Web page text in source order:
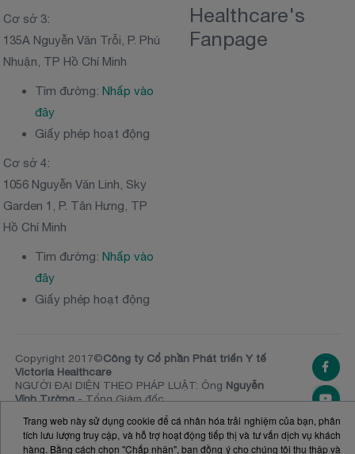
Cơ sở 3:
135A Nguyễn Văn Trỗi, P. Phú
Nhuận, TP Hồ Chí Minh
Tìm đường:Nhấp vào
đây
Giấy phép hoạt động
Cơ sở 4:
1056 Nguyễn Văn Linh, Sky
Garden 1, P. Tân Hưng, TP
Hồ Chí Minh
Tìm đường:Nhấp vào
đây
Giấy phép hoạt động
Healthcare's
Fanpage
Copyright 2017©Công ty Cổ phần Phát triển Y tế
Victoria Healthcare
NGƯỜI ĐẠI DIỆN THEO PHÁP LUẬT: Ông Nguyễn
Vĩnh Tường- Tổng Giám đốc
cấp ngày 20.11.2014 (Đăng ký thay đổi lần thứ 10,
24 tháng 12 năm 2024)
Trang web này sử dụng cookie để cá nhân hóa trải nghiệm của bạn, phân
tích lưu lượng truy cập, và hỗ trợ hoạt động tiếp thị và tư vấn dịch vụ khách
hàng. Bằng cách chọn "Chấp nhận", bạn đồng ý cho chúng tôi thu thập và